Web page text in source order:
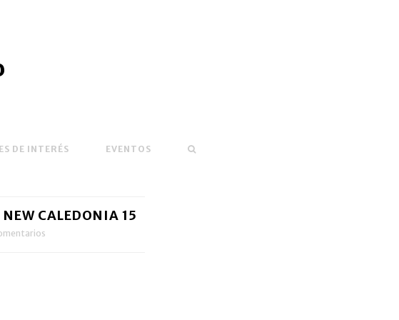
DE INTERÉS EVENTOS
CALEDONIA 15